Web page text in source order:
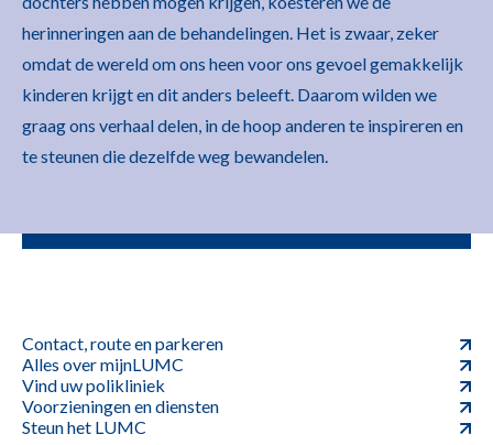
herinneringen aan de behandelingen. Het is zwaar, zeker
omdat de wereld om ons heen voor ons gevoel gemakkelijk
kinderen krijgt en dit anders beleeft. Daarom wilden we
graag ons verhaal delen, in de hoop anderen te inspireren en
te steunen die dezelfde weg bewandelen.
Contact, route en parkeren
Alles over mijnLUMC
Vind uw polikliniek
Voorzieningen en diensten
Steun het LUMC